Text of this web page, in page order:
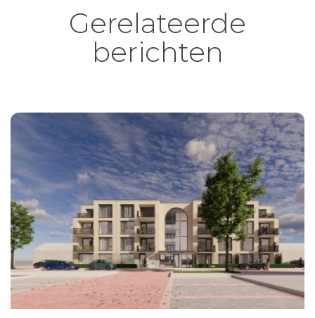
Gerelateerde
berichten